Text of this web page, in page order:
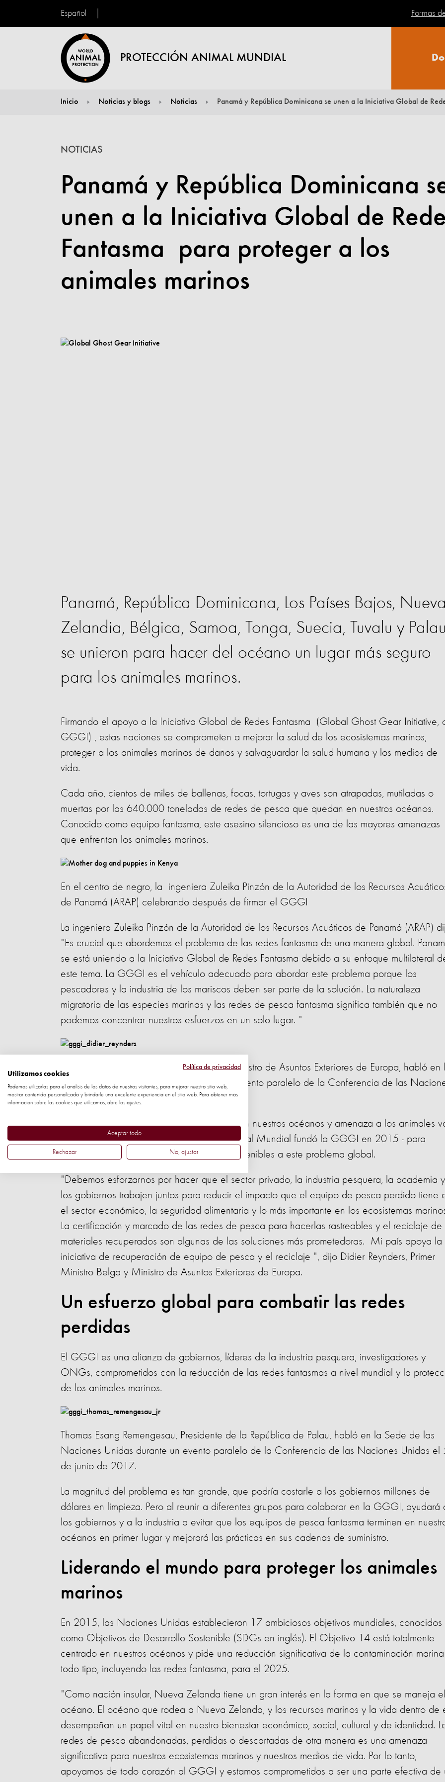
Español
PROTECCIÓN ANIMAL MUNDIAL
Formas
Inicio Noticias y blogs Noticias Panamá y República Dominicana se unen a la Iniciativa Global de
Panamá y República Dominicana
unen a la Iniciativa Global de
Fantasma para proteger a los
animales marinos
NOTICIAS
Panamá, República Dominicana, Los Países Bajos,
Zelandia, Bélgica, Samoa, Tonga, Suecia, Tuvalu y
se unieron para hacer del océano un lugar más seguro
para los animales marinos.
Firmando el apoyo a la Iniciativa Global de Redes Fantasma (Global Ghost Gear Initiative,
GGGI) , estas naciones se comprometen a mejorar la salud de los ecosistemas marinos,
proteger a los animales marinos de daños y salvaguardar la salud humana y los medios de
vida.
Cada año, cientos de miles de ballenas, focas, tortugas y aves son atrapadas, mutiladas o
muertas por las 640.000 toneladas de redes de pesca que quedan en nuestros océanos.
Conocido como equipo fantasma, este asesino silencioso es una de las mayores amenazas
que enfrentan los animales marinos.
En el centro de negro, la ingeniera Zuleika Pinzón de la Autoridad de los Recursos
de Panamá (ARAP) celebrando después de firmar el GGGI
La ingeniera Zuleika Pinzón de la Autoridad de los Recursos Acuáticos de Panamá (ARAP)
"Es crucial que abordemos el problema de las redes fantasma de una manera global.
se está uniendo a la Iniciativa Global de Redes Fantasma debido a su enfoque multilateral
este tema. La GGGI es el vehículo adecuado para abordar este problema porque los
pescadores y la industria de los mariscos deben ser parte de la solución. La naturaleza
migratoria de las especies marinas y las redes de pesca fantasma significa también que no
podemos concentrar nuestros esfuerzos en un solo lugar. "
Didier Reynders, Primer Ministro Belga y Ministro de Asuntos Exteriores de Europa, habló en
Sede de las Naciones Unidas durante un evento paralelo de la Conferencia de las
Unidas el 5 de junio de 2017.
La cantidad de equipo fantasma que entra en nuestros océanos y amenaza a los animales
en aumento. Es por eso que Protección Animal Mundial fundó la GGGI en 2015 - para
encontrar y poner en marcha soluciones sostenibles a este problema global.
"Debemos esforzarnos por hacer que el sector privado, la industria pesquera, la academia y
los gobiernos trabajen juntos para reducir el impacto que el equipo de pesca perdido tiene
el sector económico, la seguridad alimentaria y lo más importante en los ecosistemas
La certificación y marcado de las redes de pesca para hacerlas rastreables y el reciclaje de
materiales recuperados son algunas de las soluciones más prometedoras. Mi país apoya la
iniciativa de recuperación de equipo de pesca y el reciclaje ", dijo Didier Reynders, Primer
Ministro Belga y Ministro de Asuntos Exteriores de Europa.
Un esfuerzo global para combatir las redes
perdidas
El GGGI es una alianza de gobiernos, líderes de la industria pesquera, investigadores y
ONGs, comprometidos con la reducción de las redes fantasmas a nivel mundial y la
de los animales marinos.
Thomas Esang Remengesau, Presidente de la República de Palau, habló en la Sede de las
Naciones Unidas durante un evento paralelo de la Conferencia de las Naciones Unidas el
de junio de 2017.
La magnitud del problema es tan grande, que podría costarle a los gobiernos millones de
dólares en limpieza. Pero al reunir a diferentes grupos para colaborar en la GGGI, ayudará
los gobiernos y a la industria a evitar que los equipos de pesca fantasma terminen en
océanos en primer lugar y mejorará las prácticas en sus cadenas de suministro.
Liderando el mundo para proteger los animales
marinos
En 2015, las Naciones Unidas establecieron 17 ambiciosos objetivos mundiales, conocidos
como Objetivos de Desarrollo Sostenible (SDGs en inglés). El Objetivo 14 está totalmente
centrado en nuestros océanos y pide una reducción significativa de la contaminación
todo tipo, incluyendo las redes fantasma, para el 2025.
"Como nación insular, Nueva Zelanda tiene un gran interés en la forma en que se maneja el
océano. El océano que rodea a Nueva Zelanda, y los recursos marinos y la vida dentro de
desempeñan un papel vital en nuestro bienestar económico, social, cultural y de identidad.
redes de pesca abandonadas, perdidas o descartadas de otra manera es una amenaza
significativa para nuestros ecosistemas marinos y nuestros medios de vida. Por lo tanto,
apoyamos de todo corazón al GGGI y estamos comprometidos a ser una parte efectiva de
Política de privacidad
Utilizamos cookies
Podemos utilizarlas para el análisis de los datos de nuestros visitantes, para mejorar nuestro sitio web,
mostrar contenido personalizado y brindarle una excelente experiencia en el sitio web. Para obtener más
información sobre las cookies que utilizamos, abre los ajustes.
Aceptar todo
Rechazar No, ajustar